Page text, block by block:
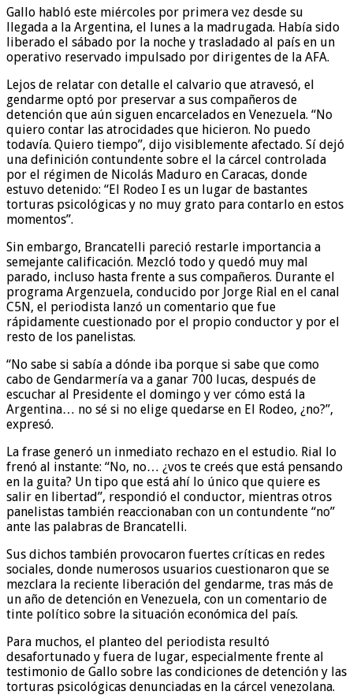
Gallo habló este miércoles por primera vez desde su
llegada a la Argentina, el lunes a la madrugada. Había sido
liberado el sábado por la noche y trasladado al país en un
operativo reservado impulsado por dirigentes de la AFA.
Lejos de relatar con detalle el calvario que atravesó, el
gendarme optó por preservar a sus compañeros de
detención que aún siguen encarcelados en Venezuela. “No
quiero contar las atrocidades que hicieron. No puedo
todavía. Quiero tiempo”, dijo visiblemente afectado. Sí dejó
una definición contundente sobre el la cárcel controlada
por el régimen de Nicolás Maduro en Caracas, donde
estuvo detenido: “El Rodeo I es un lugar de bastantes
torturas psicológicas y no muy grato para contarlo en estos
momentos”.
Sin embargo, Brancatelli pareció restarle importancia a
semejante calificación. Mezcló todo y quedó muy mal
parado, incluso hasta frente a sus compañeros. Durante el
programa Argenzuela, conducido por Jorge Rial en el canal
C5N, el periodista lanzó un comentario que fue
rápidamente cuestionado por el propio conductor y por el
resto de los panelistas.
“No sabe si sabía a dónde iba porque si sabe que como
cabo de Gendarmería va a ganar 700 lucas, después de
escuchar al Presidente el domingo y ver cómo está la
Argentina… no sé si no elige quedarse en El Rodeo, ¿no?”,
expresó.
La frase generó un inmediato rechazo en el estudio. Rial lo
frenó al instante: “No, no… ¿vos te creés que está pensando
en la guita? Un tipo que está ahí lo único que quiere es
salir en libertad”, respondió el conductor, mientras otros
panelistas también reaccionaban con un contundente “no”
ante las palabras de Brancatelli.
Sus dichos también provocaron fuertes críticas en redes
sociales, donde numerosos usuarios cuestionaron que se
mezclara la reciente liberación del gendarme, tras más de
un año de detención en Venezuela, con un comentario de
tinte político sobre la situación económica del país.
Para muchos, el planteo del periodista resultó
desafortunado y fuera de lugar, especialmente frente al
testimonio de Gallo sobre las condiciones de detención y las
torturas psicológicas denunciadas en la cárcel venezolana.